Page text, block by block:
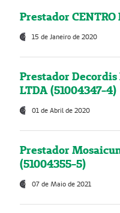
Prestador CENTRO
15 de Janeiro de 2020
Prestador
LTDA (51004347-4)
01 de Abril de 2020
Prestador
(51004355-5)
07 de Maio de 2021